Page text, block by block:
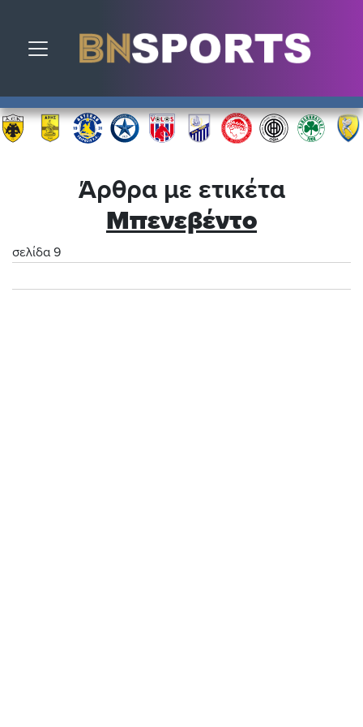
Toggle navigation
Άρθρα με ετικέτα
Μπενεβέντο
σελίδα 9